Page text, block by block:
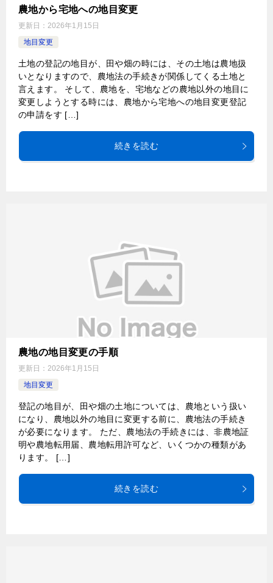
農地から宅地への地目変更
更新日： 2026年1月15日
地目変更
土地の登記の地目が、田や畑の時には、その土地は農地扱
いとなりますので、農地法の手続きが関係してくる土地と
言えます。 そして、農地を、宅地などの農地以外の地目に
変更しようとする時には、農地から宅地への地目変更登記
の申請をす […]
続きを読む
農地の地目変更の手順
更新日： 2026年1月15日
地目変更
登記の地目が、田や畑の土地については、農地という扱い
になり、農地以外の地目に変更する前に、農地法の手続き
が必要になります。 ただ、農地法の手続きには、非農地証
明や農地転用届、農地転用許可など、いくつかの種類があ
ります。 […]
続きを読む